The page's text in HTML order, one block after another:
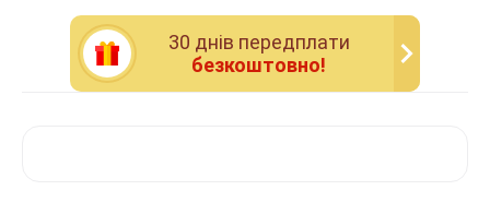
30 днiв передплати
безкоштовно!